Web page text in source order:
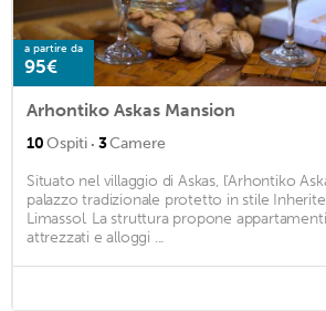
a partire da
95€
Arhontiko Askas Mansion
10Ospiti · 3Camere
Situato nel villaggio di Askas, l'Arhontiko
palazzo tradizionale protetto in stile
Limassol. La struttura propone
attrezzati e alloggi ...